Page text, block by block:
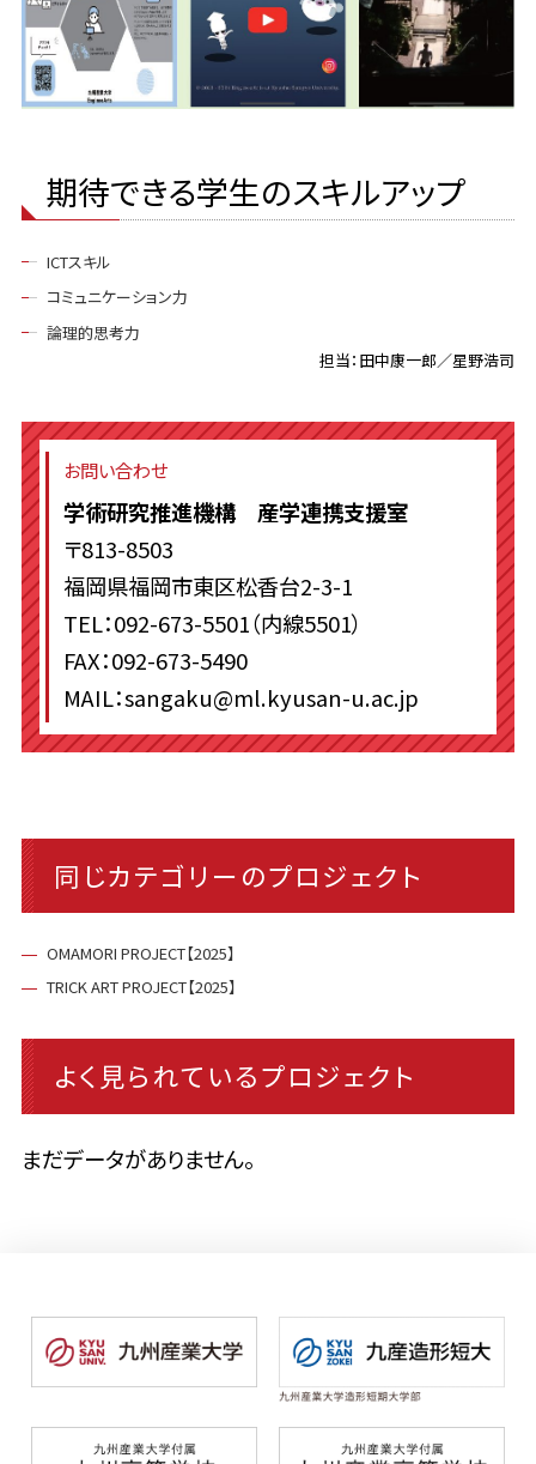
期待できる学生のスキルアップ
ICTスキル
コミュニケーション力
論理的思考力
担当：田中康一郎／星野浩司
お問い合わせ
学術研究推進機構 産学連携支援室
〒813-8503
福岡県福岡市東区松香台2-3-1
TEL：092-673-5501（内線5501）
FAX：092-673-5490
MAIL：sangaku@ml.kyusan-u.ac.jp
同じカテゴリーのプロジェクト
OMAMORI PROJECT【2025】
TRICK ART PROJECT【2025】
よく見られているプロジェクト
まだデータがありません。